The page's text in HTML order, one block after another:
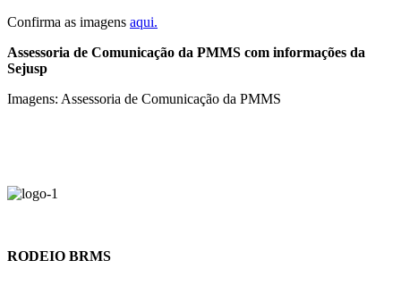
Confirma as imagens aqui.
Assessoria de Comunicação da PMMS com informações da
Sejusp
Imagens: Assessoria de Comunicação da PMMS
RODEIO BRMS